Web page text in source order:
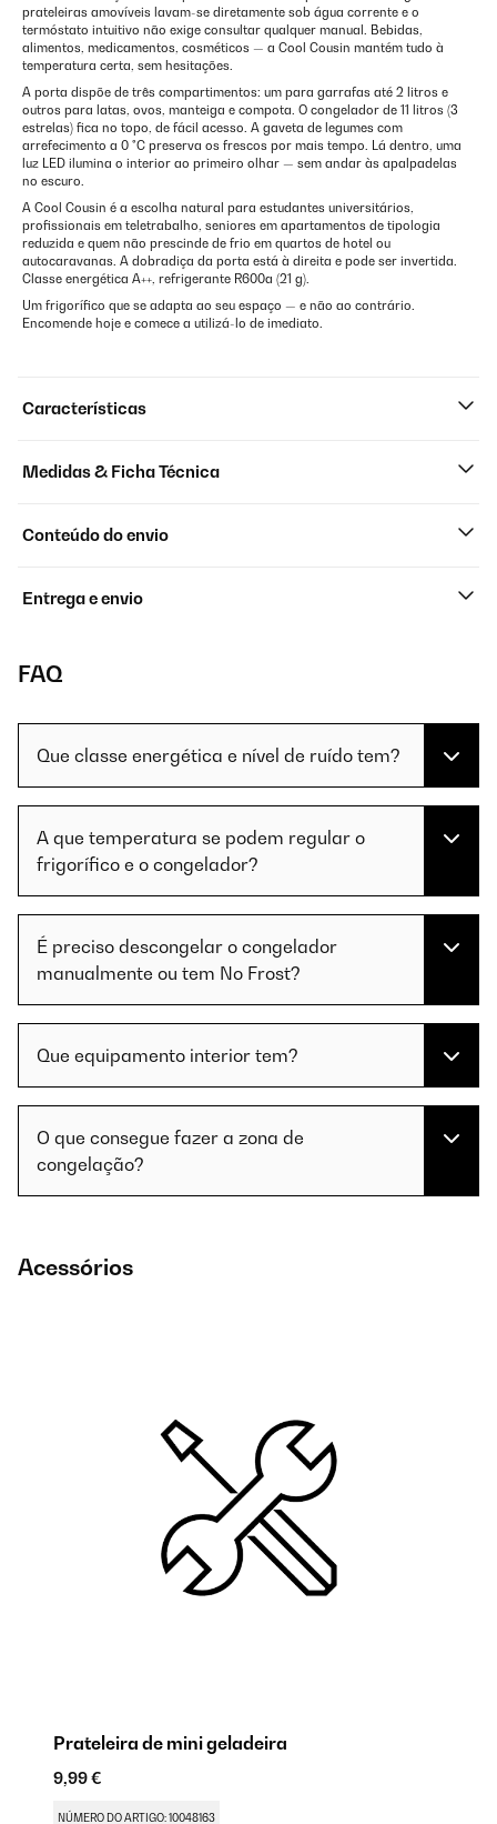
prateleiras amovíveis lavam-se diretamente sob água corrente e o
termóstato intuitivo não exige consultar qualquer manual. Bebidas,
alimentos, medicamentos, cosméticos — a Cool Cousin mantém tudo à
temperatura certa, sem hesitações.
A porta dispõe de três compartimentos: um para garrafas até 2 litros e
outros para latas, ovos, manteiga e compota. O congelador de 11 litros (3
estrelas) fica no topo, de fácil acesso. A gaveta de legumes com
arrefecimento a 0 °C preserva os frescos por mais tempo. Lá dentro, uma
luz LED ilumina o interior ao primeiro olhar — sem andar às apalpadelas
no escuro.
A Cool Cousin é a escolha natural para estudantes universitários,
profissionais em teletrabalho, seniores em apartamentos de tipologia
reduzida e quem não prescinde de frio em quartos de hotel ou
autocaravanas. A dobradiça da porta está à direita e pode ser invertida.
Classe energética A++, refrigerante R600a (21 g).
Um frigorífico que se adapta ao seu espaço — e não ao contrário.
Encomende hoje e comece a utilizá-lo de imediato.
Características
Medidas & Ficha Técnica
Conteúdo do envio
Entrega e envio
FAQ
Que classe energética e nível de ruído tem?
A que temperatura se podem regular o
frigorífico e o congelador?
É preciso descongelar o congelador
manualmente ou tem No Frost?
Que equipamento interior tem?
O que consegue fazer a zona de
congelação?
Acessórios
Prateleira de mini geladeira
9,99 €
NÚMERO DO ARTIGO: 10048163